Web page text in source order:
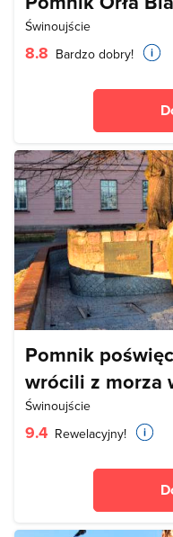
Świnoujście
8.8 Bardzo dobry!
Pomnik
wrócili z morza
Świnoujście
9.4 Rewelacyjny!